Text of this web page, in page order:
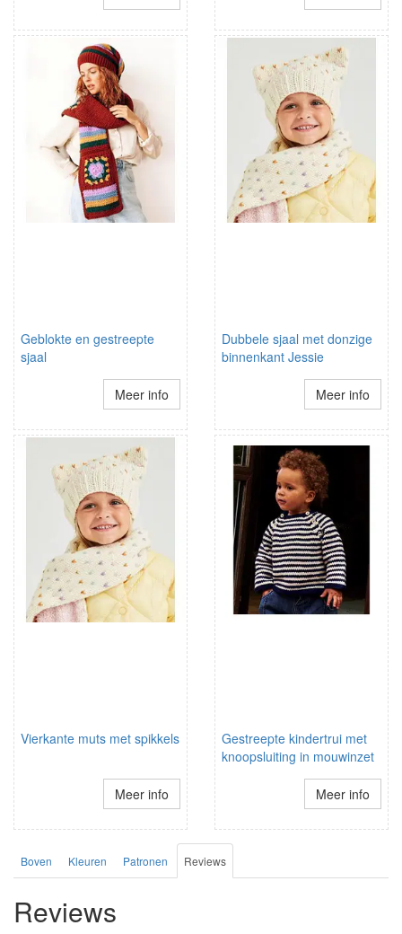
Geblokte en gestreepte
sjaal
Meer info
Dubbele sjaal met donzige
binnenkant Jessie
Meer info
Vierkante muts met spikkels
Meer info
Gestreepte kindertrui met
knoopsluiting in mouwinzet
Meer info
Boven Kleuren Patronen Reviews
Reviews